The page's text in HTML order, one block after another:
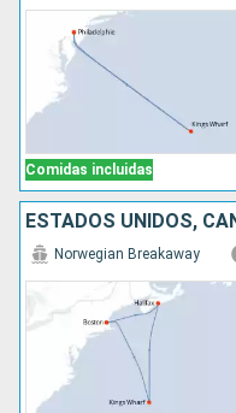
Comidas incluidas
Norwegian Breakaway